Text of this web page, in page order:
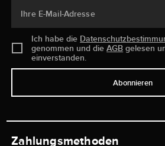
Ihre E-Mail-Adresse
Ich habe die
genommen und dieAGB gelesen
einverstanden.
Abonnieren
Zahlungsmethoden